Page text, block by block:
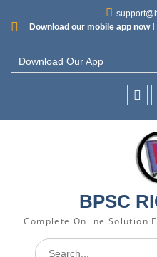
Download our mobile app now !
Download Our App
BPSC
Complete Online Solution